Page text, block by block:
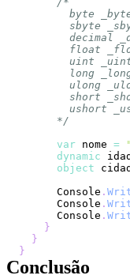
      */
var nome =
dynamic
object
      Console
.
      Console
.
      Console
.
}
}
}
Conclusão